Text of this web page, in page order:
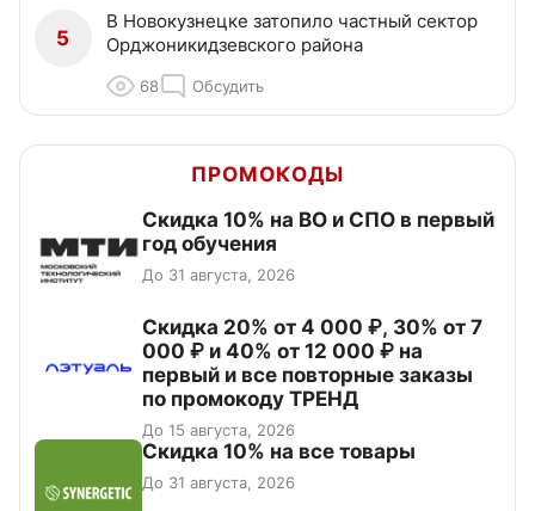
5
В Новокузнецке затопило частный сектор
Орджоникидзевского района
68 Обсудить
ПРОМОКОДЫ
Скидка 10% на ВО и СПО в первый
год обучения
До 31 августа, 2026
Скидка 20% от 4 000 ₽, 30% от 7
000 ₽ и 40% от 12 000 ₽ на
первый и все повторные заказы
по промокоду ТРЕНД
До 15 августа, 2026
Скидка 10% на все товары
До 31 августа, 2026